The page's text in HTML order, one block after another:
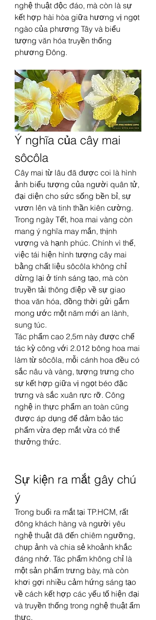
nghệ thuật độc đáo, mà còn là sự
kết hợp hài hòa giữa hương vị ngọt
ngào của phương Tây và biểu
tượng văn hóa truyền thống
phương Đông.
Ý nghĩa của cây mai
sôcôla
Cây mai từ lâu đã được coi là hình
ảnh biểu tượng của người quân tử,
đại diện cho sức sống bền bỉ, sự
vươn lên và tinh thần kiên cường.
Trong ngày Tết, hoa mai vàng còn
mang ý nghĩa may mắn, thịnh
vượng và hạnh phúc. Chính vì thế,
việc tái hiện hình tượng cây mai
bằng chất liệu sôcôla không chỉ
dừng lại ở tính sáng tạo, mà còn
truyền tải thông điệp về sự giao
thoa văn hóa, đồng thời gửi gắm
mong ước một năm mới an lành,
sung túc.
Tác phẩm cao 2,5m này được chế
tác kỳ công với 2.012 bông hoa mai
làm từ sôcôla, mỗi cánh hoa đều có
sắc nâu và vàng, tượng trưng cho
sự kết hợp giữa vị ngọt béo đặc
trưng và sắc xuân rực rỡ. Công
nghệ in thực phẩm an toàn cũng
được áp dụng để đảm bảo tác
phẩm vừa đẹp mắt vừa có thể
thưởng thức.
Sự kiện ra mắt gây chú
ý
Trong buổi ra mắt tại TP.HCM, rất
đông khách hàng và người yêu
nghệ thuật đã đến chiêm ngưỡng,
chụp ảnh và chia sẻ khoảnh khắc
đáng nhớ. Tác phẩm không chỉ là
một sản phẩm trưng bày, mà còn
khơi gợi nhiều cảm hứng sáng tạo
về cách kết hợp các yếu tố hiện đại
và truyền thống trong nghệ thuật ẩm
thực.